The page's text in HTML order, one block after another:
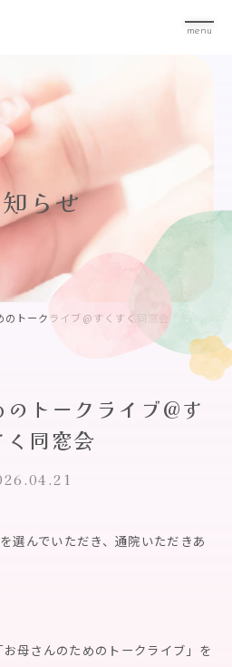
menu
らせ
トークライブ@すくすく同窓会
トークライブ@す
く同窓会
選んでいただき、通院いただきあ
母さんのためのトークライブ」を